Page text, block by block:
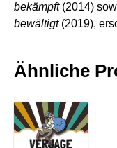
bekämpft (2014)
bewältigt(2019),
Ähnliche